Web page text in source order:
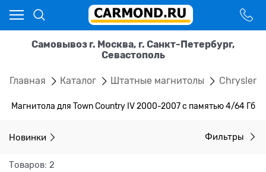
Самовывоз г. Москва, г. Санкт-Петербург,
Севастополь
Главная Каталог Штатные магнитолы Chrysler
Магнитола для Town Country IV 2000-2007 с памятью 4/64 Гб
Новинки Фильтры
Товаров: 2